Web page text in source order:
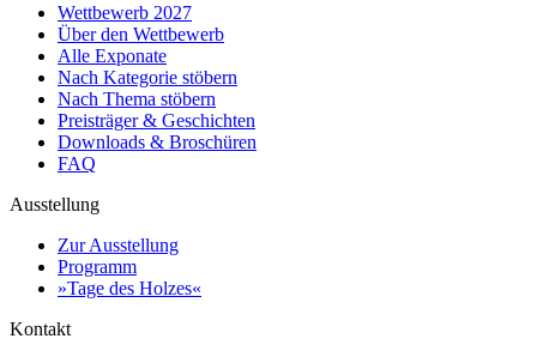
Wettbewerb 2027
Über den Wettbewerb
Alle Exponate
Nach Kategorie stöbern
Nach Thema stöbern
Preisträger & Geschichten
Downloads & Broschüren
FAQ
Ausstellung
Zur Ausstellung
Programm
»Tage des Holzes«
Kontakt